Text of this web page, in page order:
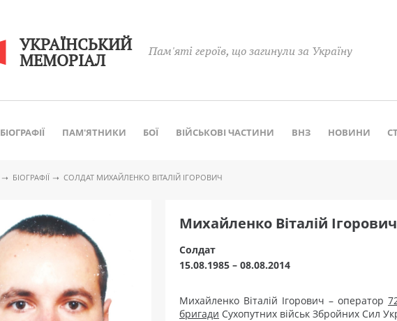
УКРАЇНСЬКИЙ
МЕМОРІАЛ Пам'яті героїв, що загинули за Україну
БІОГРАФІЇ ПАМ'ЯТНИКИ БОЇ ВІЙСЬКОВІ ЧАСТИНИ ВНЗ НОВИНИ
БІОГРАФІЇ CОЛДАТ МИХАЙЛЕНКО ВІТАЛІЙ ІГОРОВИЧ
Михайленко Віталій Ігорович
Cолдат
15.08.1985 – 08.08.2014
Михайленко Віталій Ігорович – оператор
бригади Сухопутних військ Збройних Сил